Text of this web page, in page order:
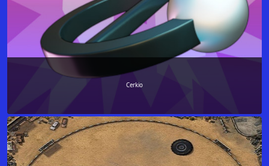
Cerkio